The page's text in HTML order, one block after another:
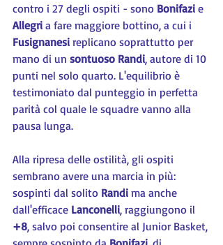
contro i 27 degli ospiti - sono Bonifazi e
Allegri a fare maggiore bottino, a cui i
Fusignanesi replicano soprattutto per
mano di un sontuoso Randi, autore di 10
punti nel solo quarto. L'equilibrio è
testimoniato dal punteggio in perfetta
parità col quale le squadre vanno alla
pausa lunga.
Alla ripresa delle ostilità, gli ospiti
sembrano avere una marcia in più:
sospinti dal solito Randi ma anche
dall'efficace Lanconelli, raggiungono il
+8, salvo poi consentire al Junior Basket,